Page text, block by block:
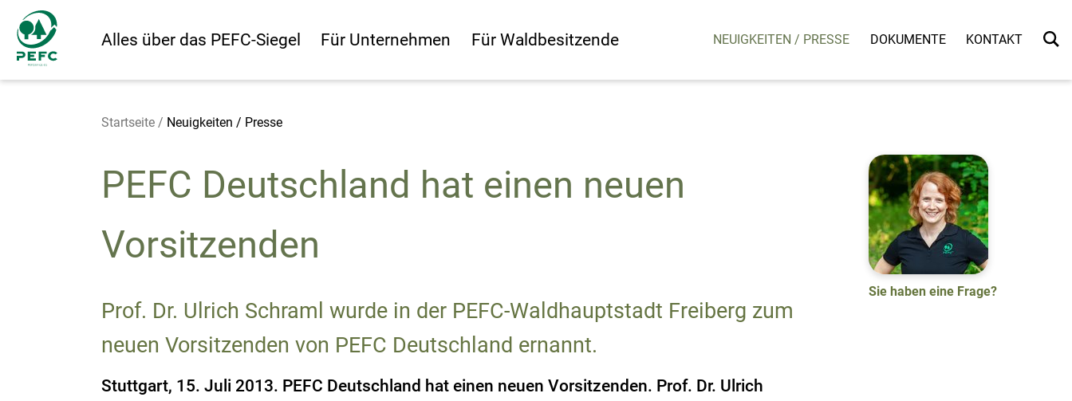
Alles über das PEFC-Siegel Für Unternehmen Für Waldbesitzende NEUIGKEITEN / PRESSE DOKUMENTE KONTAKT
Startseite / Neuigkeiten / Presse
PEFC Deutschland hat einen neuen
Vorsitzenden
Prof. Dr. Ulrich Schraml wurde in der PEFC-Waldhauptstadt Freiberg zum
neuen Vorsitzenden von PEFC Deutschland ernannt.
Stuttgart, 15. Juli 2013. PEFC Deutschland hat einen neuen Vorsitzenden. Prof. Dr. Ulrich
Sie haben eine Frage?